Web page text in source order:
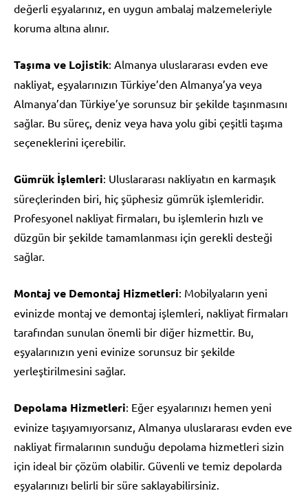
değerli eşyalarınız, en uygun ambalaj malzemeleriyle
koruma altına alınır.
Taşıma ve Lojistik: Almanya uluslararası evden eve
nakliyat, eşyalarınızın Türkiye’den Almanya’ya veya
Almanya’dan Türkiye’ye sorunsuz bir şekilde taşınmasını
sağlar. Bu süreç, deniz veya hava yolu gibi çeşitli taşıma
seçeneklerini içerebilir.
Gümrük İşlemleri: Uluslararası nakliyatın en karmaşık
süreçlerinden biri, hiç şüphesiz gümrük işlemleridir.
Profesyonel nakliyat firmaları, bu işlemlerin hızlı ve
düzgün bir şekilde tamamlanması için gerekli desteği
sağlar.
Montaj ve Demontaj Hizmetleri: Mobilyaların yeni
evinizde montaj ve demontaj işlemleri, nakliyat firmaları
tarafından sunulan önemli bir diğer hizmettir. Bu,
eşyalarınızın yeni evinize sorunsuz bir şekilde
yerleştirilmesini sağlar.
Depolama Hizmetleri: Eğer eşyalarınızı hemen yeni
evinize taşıyamıyorsanız, Almanya uluslararası evden eve
nakliyat firmalarının sunduğu depolama hizmetleri sizin
için ideal bir çözüm olabilir. Güvenli ve temiz depolarda
eşyalarınızı belirli bir süre saklayabilirsiniz.